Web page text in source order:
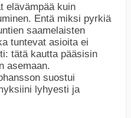
elävämpää kuin
Entä miksi pyrkiä
saamelaisten
tuntevat asioita ei
tätä kautta pääsisin
asemaan.
suostui
lyhyesti ja